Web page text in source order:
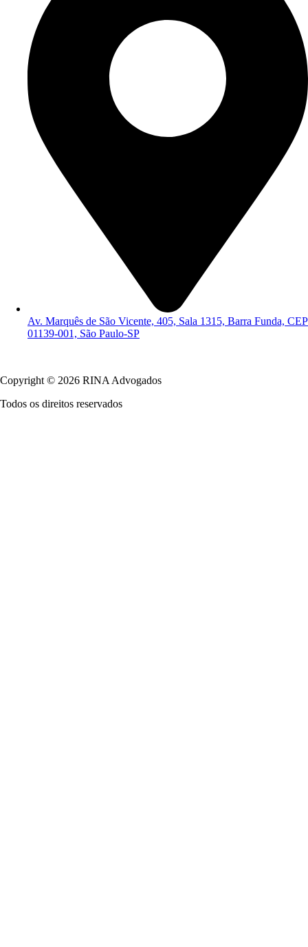
Av. Marquês de São Vicente, 405, Sala 1315, Barra Funda, CEP
01139-001, São Paulo-SP
Copyright © 2026 RINA Advogados
Todos os direitos reservados